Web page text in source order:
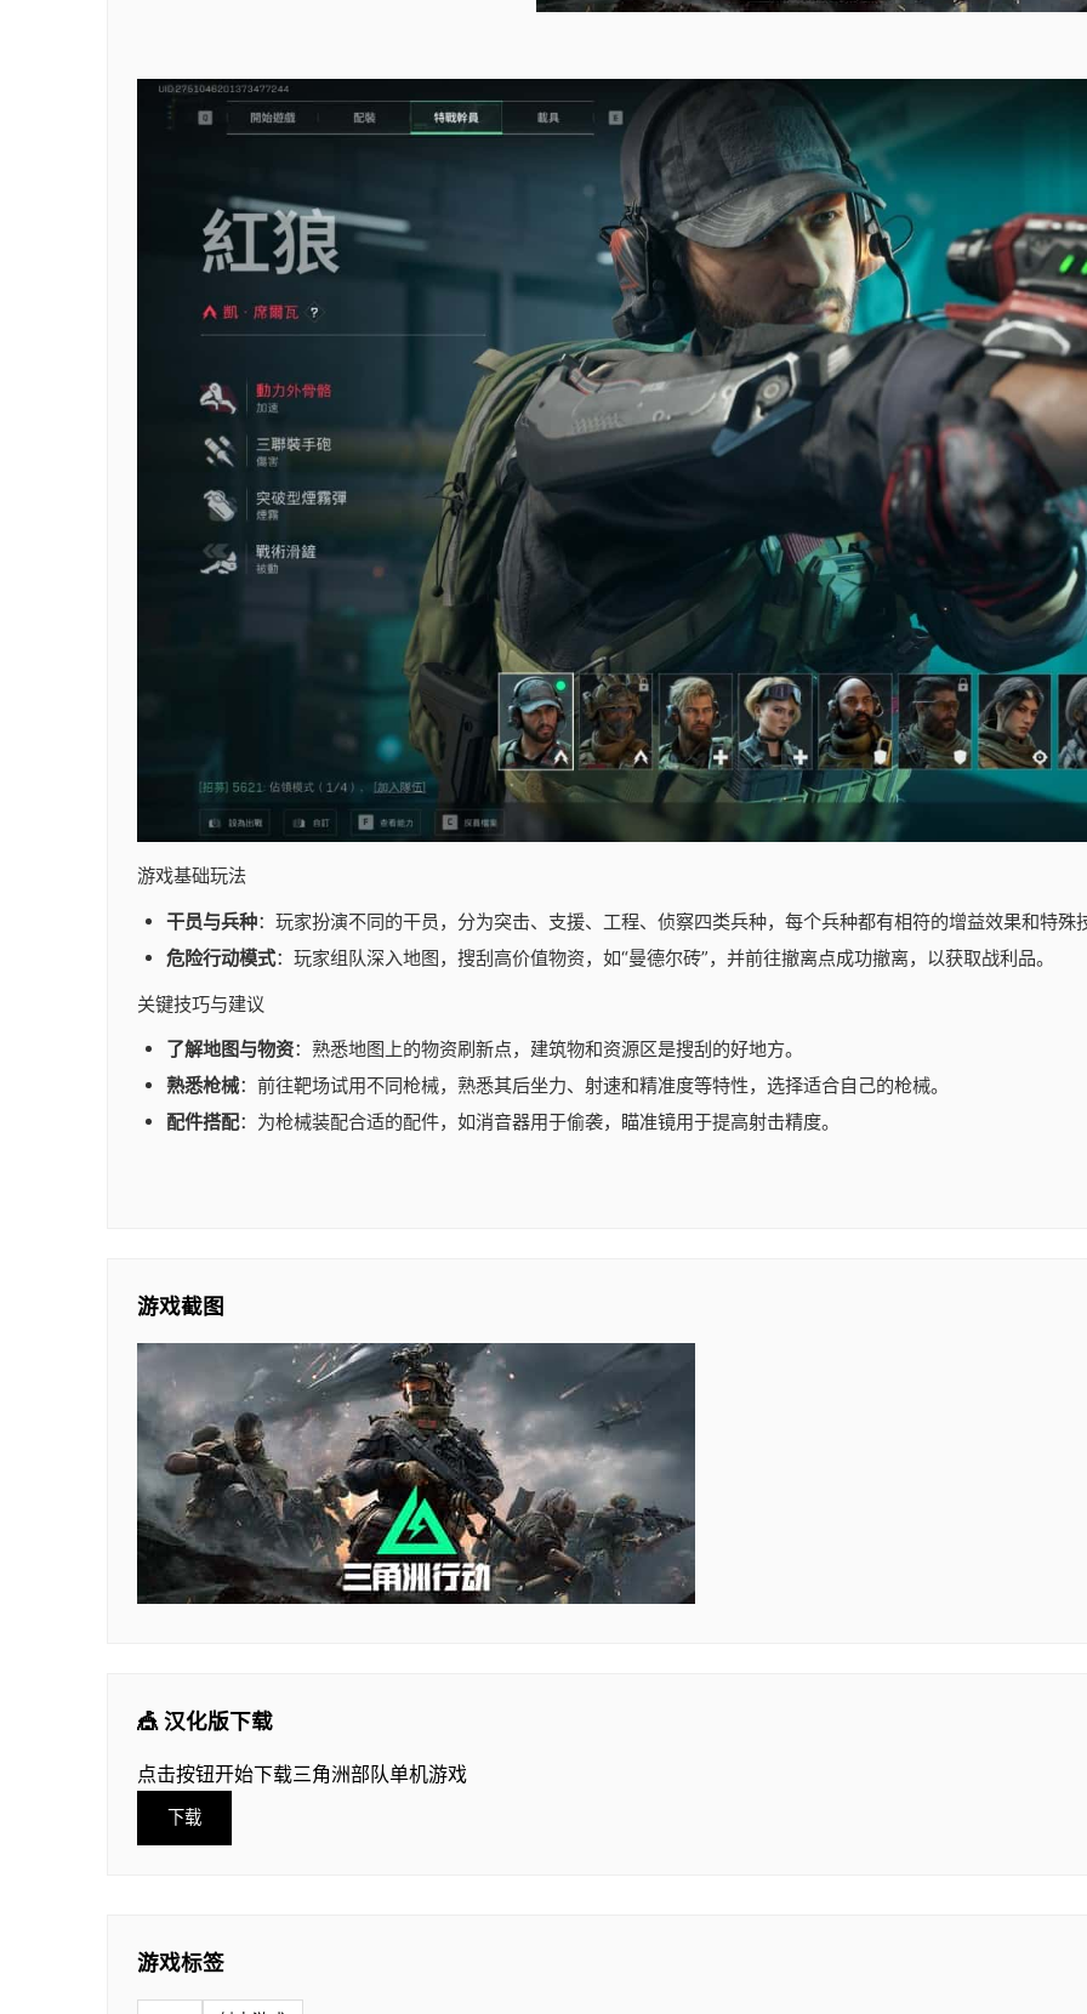
游戏基础玩法
干员与兵种：玩家扮演不同的干员，分为突击、支援、工程、侦察四类兵种，每个兵种都有相符的增益效果和特殊
危险行动模式：玩家组队深入地图，搜刮高价值物资，如“曼德尔砖”，并前往撤离点成功撤离，以获取战利品。
关键技巧与建议
了解地图与物资：熟悉地图上的物资刷新点，建筑物和资源区是搜刮的好地方。
熟悉枪械：前往靶场试用不同枪械，熟悉其后坐力、射速和精准度等特性，选择适合自己的枪械。
配件搭配：为枪械装配合适的配件，如消音器用于偷袭，瞄准镜用于提高射击精度。
游戏截图
🎪 汉化版下载
点击按钮开始下载三角洲部队单机游戏
下载
游戏标签